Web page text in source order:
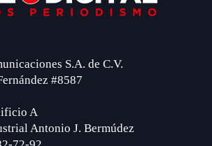
S.A. de C.V.
#8587
A
Antonio J. Bermúdez